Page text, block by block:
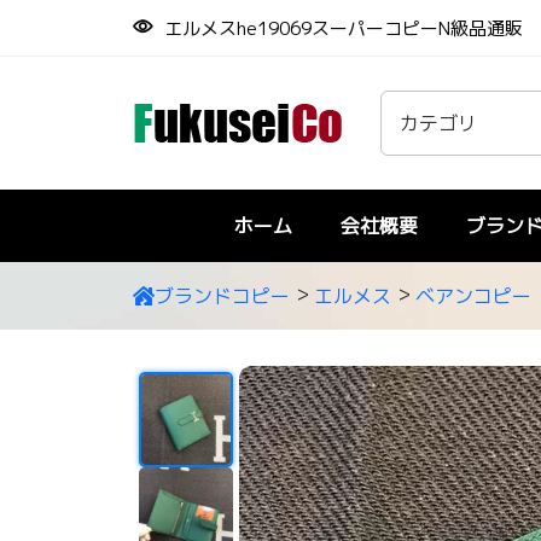
エルメスhe19069スーパーコピーN級品通販
ホーム 会社概要 ブラン
ブランドコピー エルメス ベアンコピー